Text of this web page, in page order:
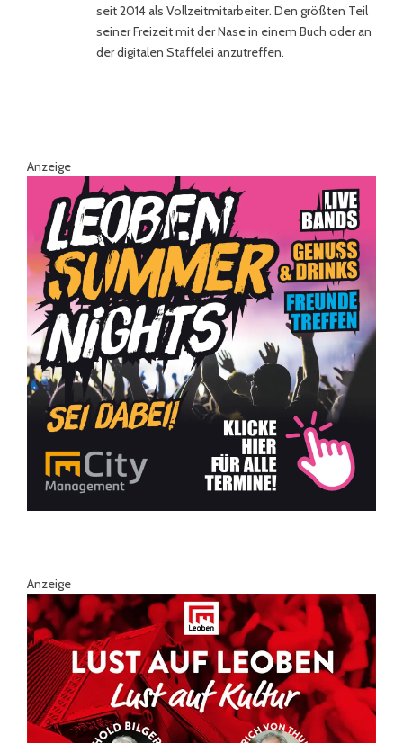
seit 2014 als Vollzeitmitarbeiter. Den größten Teil
seiner Freizeit mit der Nase in einem Buch oder an
der digitalen Staffelei anzutreffen.
Anzeige
Anzeige